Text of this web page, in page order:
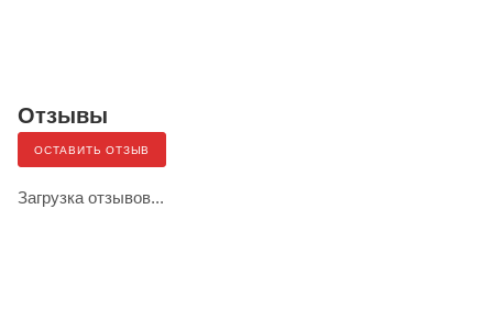
Отзывы
ОСТАВИТЬ ОТЗЫВ
Загрузка отзывов...